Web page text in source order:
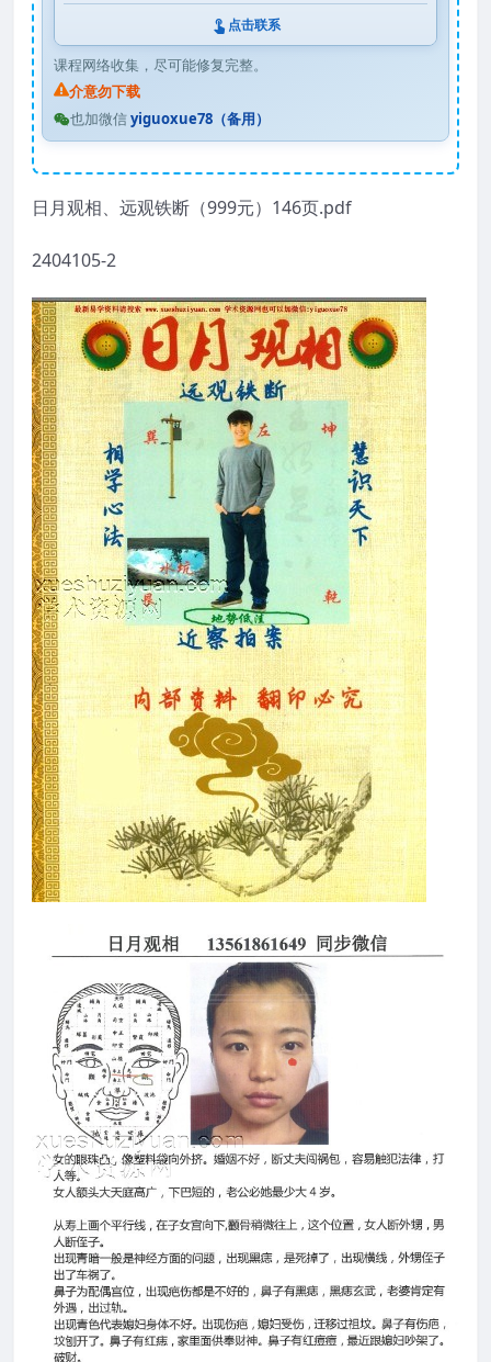
点击联系
课程网络收集，尽可能修复完整。
介意勿下载
也加微信yiguoxue78（备用）
日月观相、远观铁断（999元）146页.pdf
2404105-2